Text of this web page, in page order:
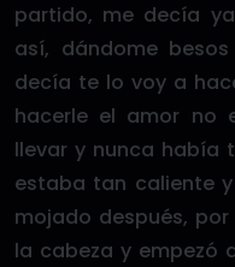
partido, me decía
así, dándome
decía te lo voy a
hacerle el amor no
llevar y nunca había
estaba tan caliente
mojado después,
la cabeza y empezó